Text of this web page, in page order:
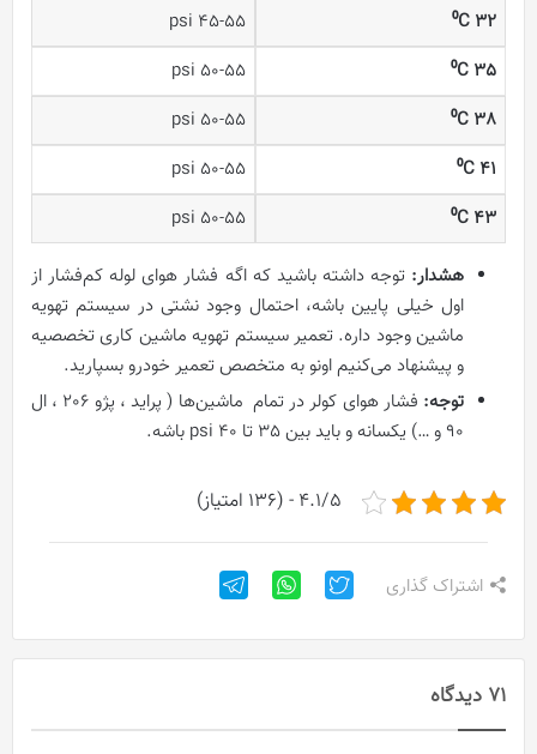
32
⁰C
45-55 psi
35
⁰C
50-55 psi
38
⁰C
50-55 psi
41
⁰C
50-55 psi
43
⁰C
50-55 psi
هشدار:توجه داشته باشید که اگه فشار هوای لوله کم‌فشار از
اول خیلی پایین باشه، احتمال وجود نشتی در سیستم تهویه
ماشین وجود داره. تعمیر سیستم تهویه ماشین کاری تخصصیه
و پیشنهاد می‌کنیم اونو به متخصص تعمیر خودرو بسپارید.
توجه:
فشار هوای کولر در تمام ماشین‌ها ( پراید ، پژو 206 ، ال
90 و …) یکسانه و باید بین 35 تا 40 psi باشه.
4.1/5 - (136 امتیاز)
اشتراک گذاری
71 دیدگاه